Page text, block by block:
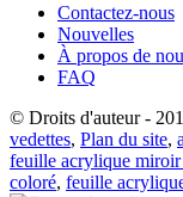
Contactez-nous
Nouvelles
À propos de
FAQ
© Droits d'auteur -
vedettes, Plan du site,
feuille acrylique miroir
coloré, feuille